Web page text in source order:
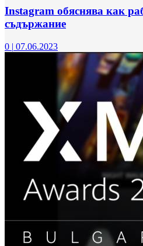
Instagram обяснява как
съдържание
0 | 07.06.2023